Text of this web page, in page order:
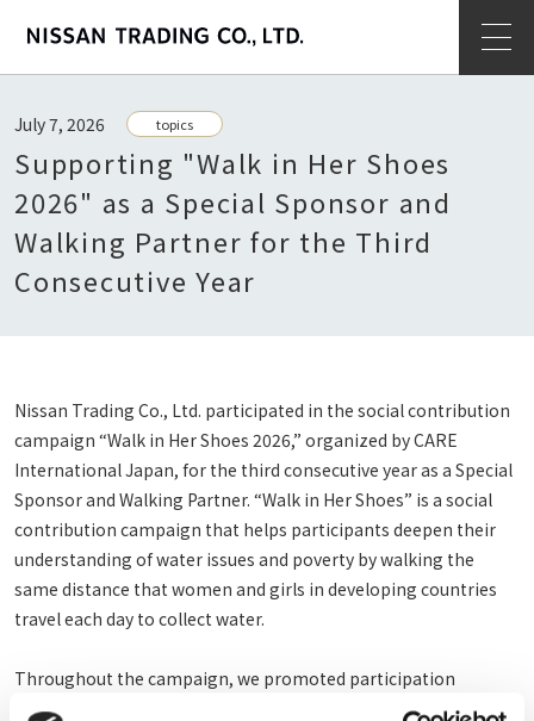
Supporting "Walk in Her Shoes
2026" as a Special Sponsor and
Walking Partner for the Third
Consecutive Year
July 7, 2026 topics
Nissan Trading Co., Ltd. participated in the social contribution
campaign “Walk in Her Shoes 2026,” organized by CARE
International Japan, for the third consecutive year as a Special
Sponsor and Walking Partner. “Walk in Her Shoes” is a social
contribution campaign that helps participants deepen their
understanding of water issues and poverty by walking the
same distance that women and girls in developing countries
travel each day to collect water.
Throughout the campaign, we promoted participation
through internal communication initiatives and special events,